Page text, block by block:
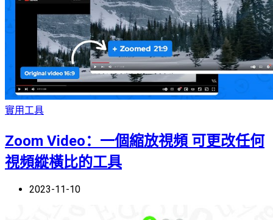
實用工具
Zoom Video：一個縮放視頻 可更改任何
視頻縱橫比的工具
2023-11-10